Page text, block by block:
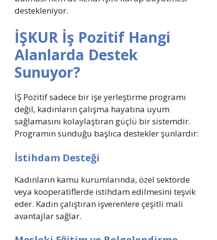
destekleniyor.
İŞKUR İş Pozitif Hangi
Alanlarda Destek
Sunuyor?
İŞ Pozitif sadece bir işe yerleştirme programı
değil, kadınların çalışma hayatına uyum
sağlamasını kolaylaştıran güçlü bir sistemdir.
Programın sunduğu başlıca destekler şunlardır:
İstihdam Desteği
Kadınların kamu kurumlarında, özel sektörde
veya kooperatiflerde istihdam edilmesini teşvik
eder. Kadın çalıştıran işverenlere çeşitli mali
avantajlar sağlar.